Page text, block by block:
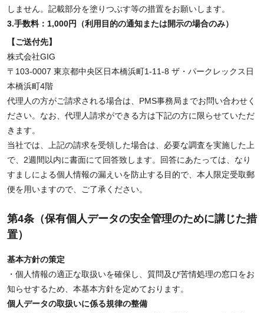
しません。記載部分を塗りつぶす等の措置をお願いします。
3.手数料：1,000円（利用目的の通知または開示の場合のみ）
【ご送付先】
株式会社GIG
〒103-0007 東京都中央区日本橋浜町1-11-8 ザ・パークレックス日
本橋浜町4階
代理人の方がご請求される場合は、PMS事務局までお問い合わせく
ださい。なお、代理人請求ができる方は下記の方に限らせていただ
きます。
当社では、上記の請求を受領した場合は、必要な調査を実施した上
で、2週間以内に書面にて回答致します。回答にあたっては、なり
すましによる個人情報の漏えいを防止する目的で、本人限定受取郵
便を用いますので、ご了承ください。
第4条（保有個人データの安全管理のために講じた措
置）
基本方針の策定
・個人情報の適正な取扱いを確保し、質問及び苦情処理の窓口をお
知らせするため、本基本方針を定めております。
個人データの取扱いに係る規律の整備